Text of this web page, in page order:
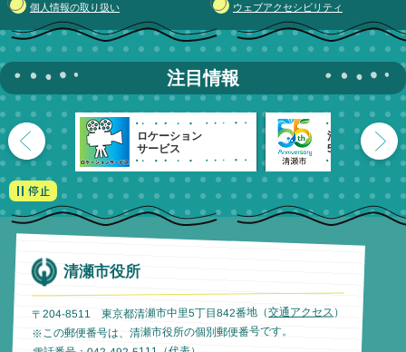
個人情報の取り扱い ウェブアクセシビリティ
注目情報
ロケーション
サービス
清瀬市
55周年記念
清瀬市役所
〒204-8511 東京都清瀬市中里5丁目842番地（交通アクセス ）
※この郵便番号は、清瀬市役所の個別郵便番号です。